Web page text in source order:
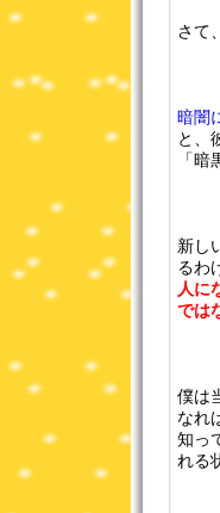
さて
暗闇
と、
「暗
新し
るわ
人に
では
僕は
なれ
知っ
れる